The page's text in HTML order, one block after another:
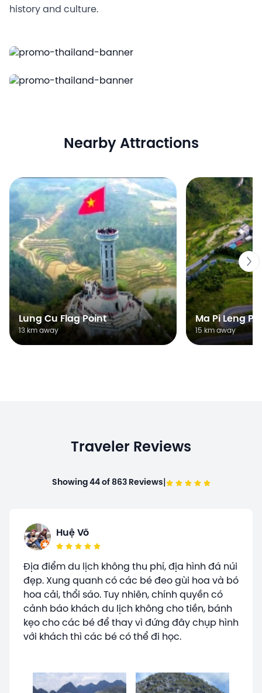
history and culture.
Nearby Attractions
Lung Cu Flag Point
13 km away
Ma Pi Leng
15 km away
Traveler Reviews
Showing 44 of 863 Reviews
Huệ Võ
Địa điểm du lịch không thu phí, địa hình đá núi
đẹp. Xung quanh có các bé đeo gùi hoa và bó
hoa cải, thổi sáo. Tuy nhiên, chính quyền có
cảnh báo khách du lịch không cho tiền, bánh
kẹo cho các bé để thay vì đứng đây chụp hình
với khách thì các bé có thể đi học.